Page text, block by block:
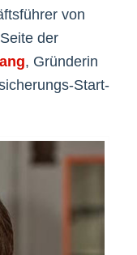
von
der
, Gründerin
Start-